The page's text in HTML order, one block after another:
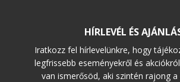
HÍRLEVÉL ÉS
Iratkozz fel hírlevelünkre, hogy
legfrissebb eseményekről és
van ismerősöd, aki szintén rajong a